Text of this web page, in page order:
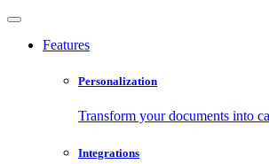
Features
Personalization
Transform your documents into
Integrations